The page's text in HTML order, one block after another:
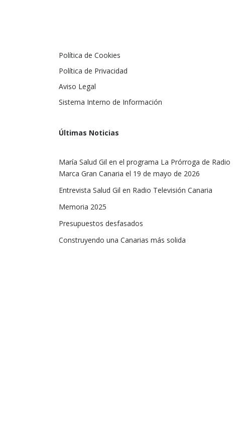
Política de Cookies
Política de Privacidad
Aviso Legal
Sistema Interno de Información
Últimas Noticias
María Salud Gil en el programa La Prórroga de Radio
Marca Gran Canaria el 19 de mayo de 2026
Entrevista Salud Gil en Radio Televisión Canaria
Memoria 2025
Presupuestos desfasados
Construyendo una Canarias más solida